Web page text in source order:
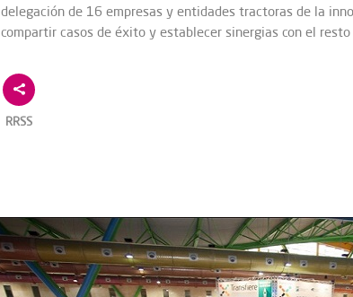
delegación de 16 empresas y entidades tractoras de la
compartir casos de éxito y establecer sinergias con el
RRSS